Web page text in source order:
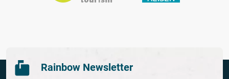
Rainbow Newsletter